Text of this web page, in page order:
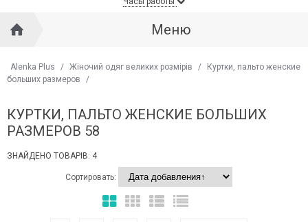
Меню
Alenka Plus / Жіночий одяг великих розмірів /
Куртки, пальто женские
больших размеров
/
КУРТКИ, ПАЛЬТО ЖЕНСКИЕ БОЛЬШИХ
РАЗМЕРОВ 58
ЗНАЙДЕНО ТОВАРІВ: 4
Сортировать: